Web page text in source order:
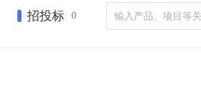
招投标 0